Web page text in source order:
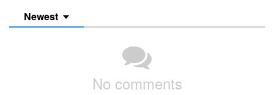
Newest
No comments